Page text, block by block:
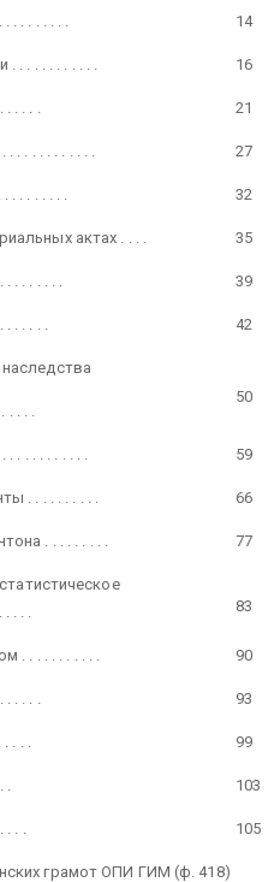
. . . . . . . . 14
. . . . . . . . . . . 16
. . . . . 21
. . . . . . . . . . . 27
. . . . . . . . 32
актах . . . . 35
. . . . . . . 39
. . . . . 42
. . . .
50
. . . . . . . . . . 59
. . . . . . . . . . 66
. . . . . . . . . 77
. . . .
83
. . . . . . . . . . . 90
. . . . . 93
. . . . 99
. 103
. . . 105
грамот ОПИ ГИМ (ф. 418)